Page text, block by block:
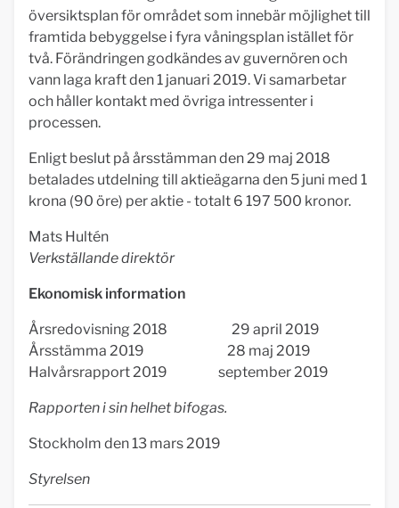
översiktsplan för området som innebär möjlighet till
framtida bebyggelse i fyra våningsplan istället för
två. Förändringen godkändes av guvernören och
vann laga kraft den 1 januari 2019. Vi samarbetar
och håller kontakt med övriga intressenter i
processen.
Enligt beslut på årsstämman den 29 maj 2018
betalades utdelning till aktieägarna den 5 juni med 1
krona (90 öre) per aktie - totalt 6 197 500 kronor.
Mats Hultén
Verkställande direktör
Ekonomisk information
Årsredovisning 2018 29 april 2019
Årsstämma 2019 28 maj 2019
Halvårsrapport 2019 september 2019
Rapporten i sin helhet bifogas.
Stockholm den 13 mars 2019
Styrelsen